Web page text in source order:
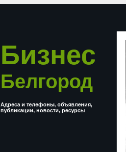
Бизнес
Белгород
Адреса и телефоны, объявления,
публикации, новости, ресурсы